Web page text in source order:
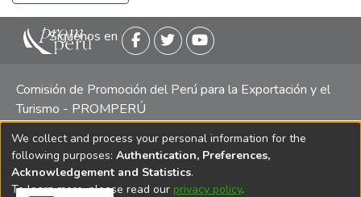
Siguenos en
Comisión de Promoción del Perú para la Exportación y el
Turismo - PROMPERÚ
Central telefónica: (511) 616 7300 / 616 7400 Calle Uno
Oeste 50, Edificio Mincetur, Pisos 13 y 14, San Isidro -
Lima
We collect and process your personal information for the
following purposes: Authentication, Preferences,
Acknowledgement and Statistics.
To learn more, please read our privacy policy.